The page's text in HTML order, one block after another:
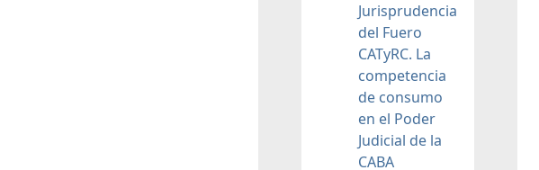
Jurisprudencia
del Fuero
CATyRC. La
competencia
de consumo
en el Poder
Judicial de la
CABA